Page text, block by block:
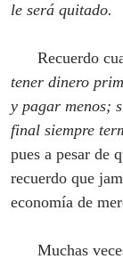
le será quitado.
tener dinero
y pagar menos;
final siempre
pues a pesar de
recuerdo que
economía de